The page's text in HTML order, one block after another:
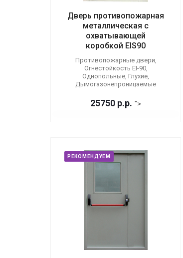
Дверь противопожарная
металлическая с
охватывающей
коробкой EIS90
Противопожарные двери,
Огнестойкость EI-90,
Однопольные, Глухие,
Дымогазонепроницаемые
25750 р.р. ">
РЕКОМЕНДУЕМ